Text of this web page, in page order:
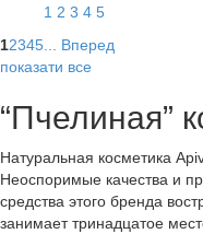
1 2 3 4 5
12345
Вперед
показати все
“Пчелиная”
Натуральная косметика
Неоспоримые качества и
средства этого бренда
занимает тринадцатое